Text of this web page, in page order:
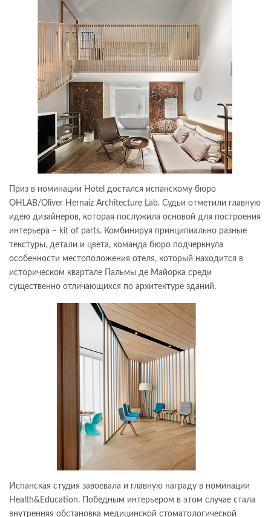
Приз в номинации Hotel достался испанскому бюро
OHLAB/Oliver Hernaiz Architecture Lab. Судьи отметили главную
идею дизайнеров, которая послужила основой для построения
интерьера – kit of parts. Комбинируя принципиально разные
текстуры, детали и цвета, команда бюро подчеркнула
особенности местоположения отеля, который находится в
историческом квартале Пальмы де Майорка среди
существенно отличающихся по архитектуре зданий.
Испанская студия завоевала и главную награду в номинации
Health&Education. Победным интерьером в этом случае стала
внутренняя обстановка медицинской стоматологической